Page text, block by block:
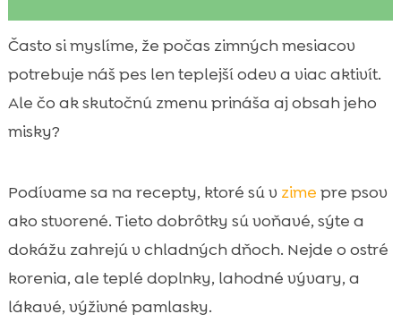
 Prečo v zime pripravujeme psovi
zahrievacie maškrty
 Bezpečnosť na prvom mieste: suroviny,
vyhneme
bielkoviny, tuky, vláknina a hydratácia
 pes zima príprava zahrievacích maškŕt

Rýchle zimné recepty bez pečenia, ktoré
stihneme za pár minút
Pečené sušienky pre psa: domáce zimné
Často si myslíme, že počas zimných mesiacov
potrebuje náš pes len teplejší odev a viac aktivít.
Ale čo ak skutočnú zmenu prináša aj obsah jeho
misky?
Podívame sa na recepty, ktoré sú v zime pre psov
ako stvorené. Tieto dobrôtky sú voňavé, sýte a
dokážu zahrejú v chladných dňoch. Nejde o ostré
korenia, ale teplé doplnky, lahodné vývary, a
lákavé, výživné pamlasky.